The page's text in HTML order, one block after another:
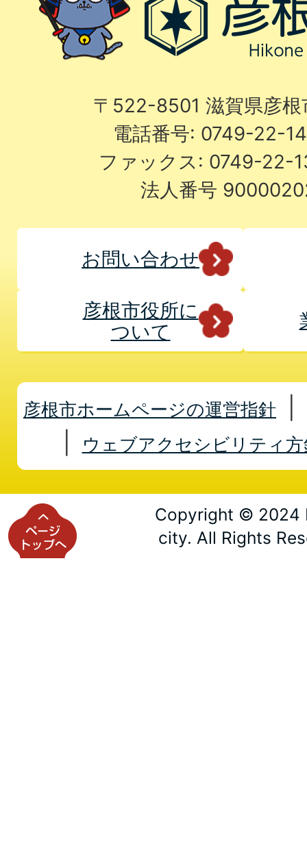
〒522-8501 滋賀県彦
電話番号: 0749-22-
ファックス: 0749-22-
法人番号
お問い合わせ
彦根市役所に
ついて
彦根市ホームページの運営指針
ウェブアクセシビリティ方
Copyright © 2024
city. All Rights